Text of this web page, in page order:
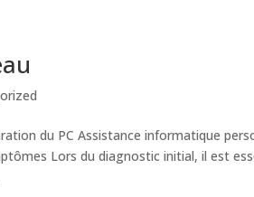
du PC Assistance informatique
Lors du diagnostic initial, il est